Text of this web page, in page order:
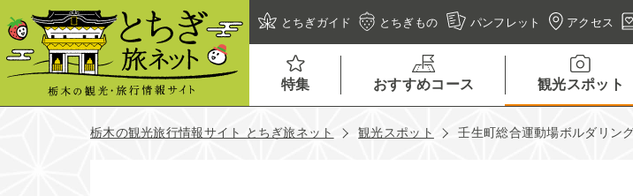
とちぎガイド とちぎもの パンフレット アクセス
特集 おすすめコース 観光スポット
栃木の観光旅行情報サイト とちぎ旅ネット 観光スポット 壬生町総合運動場ボルダリン